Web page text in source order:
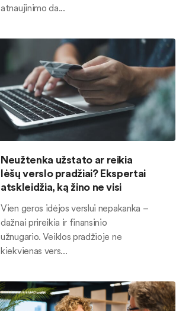
atnaujinimo da...
Neužtenka užstato ar reikia
lėšų verslo pradžiai? Ekspertai
atskleidžia, ką žino ne visi
Vien geros idėjos verslui nepakanka –
dažnai prireikia ir finansinio
užnugario. Veiklos pradžioje ne
kiekvienas vers...